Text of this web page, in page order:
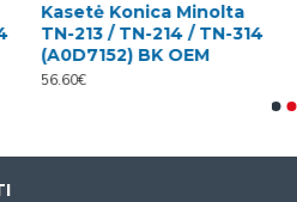
Kasetė Konica Minolta
TN-213 / TN-214 / TN-314
(A0D7152) BK OEM
56.60€